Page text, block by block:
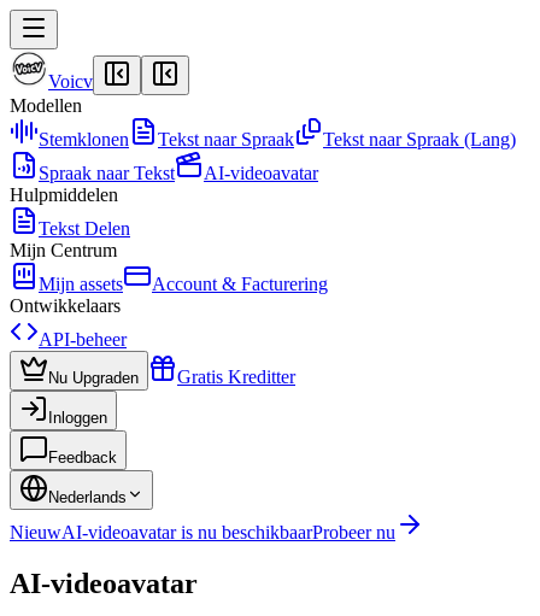
Voicv
Modellen
Stemklonen
Tekst naar Spraak
Tekst naar Spraak (Lang)
Spraak naar Tekst
AI-videoavatar
Hulpmiddelen
Tekst Delen
Mijn Centrum
Mijn assets
Account & Facturering
Ontwikkelaars
API-beheer
Nu Upgraden Gratis Kreditter
Inloggen
Feedback
Nederlands
NieuwAI-videoavatar is nu beschikbaarProbeer nu
AI-videoavatar